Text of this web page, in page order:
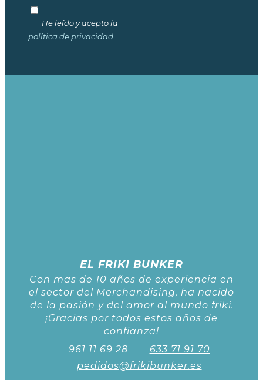
He leído y acepto la
política de privacidad
EL FRIKI BUNKER
Con mas de 10 años de experiencia en
el sector del Merchandising, ha nacido
de la pasión y del amor al mundo friki.
¡Gracias por todos estos años de
confianza!
961 11 69 28
633 71 91 70
pedidos@frikibunker.es